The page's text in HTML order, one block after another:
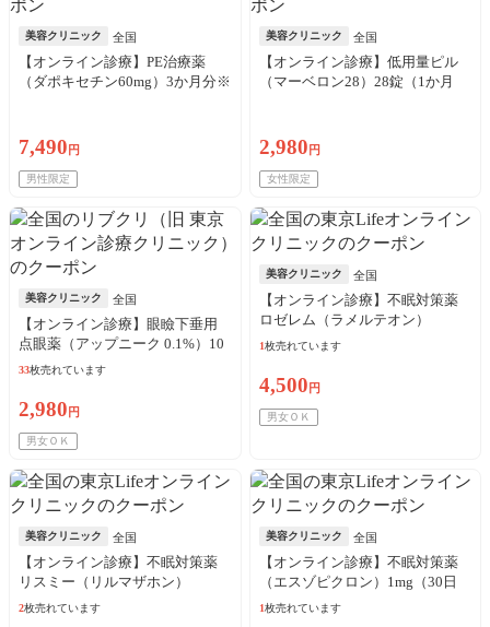
美容クリニック 全国
【オンライン診療】PE治療薬
（ダポキセチン60mg）3か月分※
7,490 円
男性限定
美容クリニック 全国
【オンライン診療】低用量ピル
（マーベロン28）28錠（1か月
2,980 円
女性限定
美容クリニック 全国
【オンライン診療】眼瞼下垂用
点眼薬（アップニーク 0.1%）10
本（10日分）※初診料・送料込
33枚売れています
2,980 円
男女ＯＫ
美容クリニック 全国
【オンライン診療】不眠対策薬
ロゼレム（ラメルテオン）
8mg（30日分）※初診料・送料込
1枚売れています
4,500 円
男女ＯＫ
美容クリニック 全国
【オンライン診療】不眠対策薬
リスミー（リルマザホン）
1mg（30日分）※初診料・送料込
2枚売れています
美容クリニック 全国
【オンライン診療】不眠対策薬
（エスゾピクロン）1mg（30日
分）※初診料・送料込／リピー
1枚売れています